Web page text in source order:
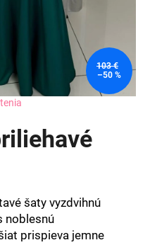
šaty vyzdvihnú
noblesnú
prispieva jemne
103 €
–50 %